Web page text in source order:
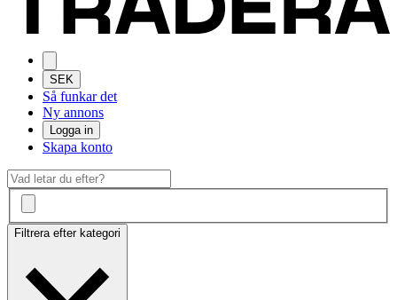
SEK
Så funkar det
Ny annons
Logga in
Skapa konto
Filtrera efter kategori